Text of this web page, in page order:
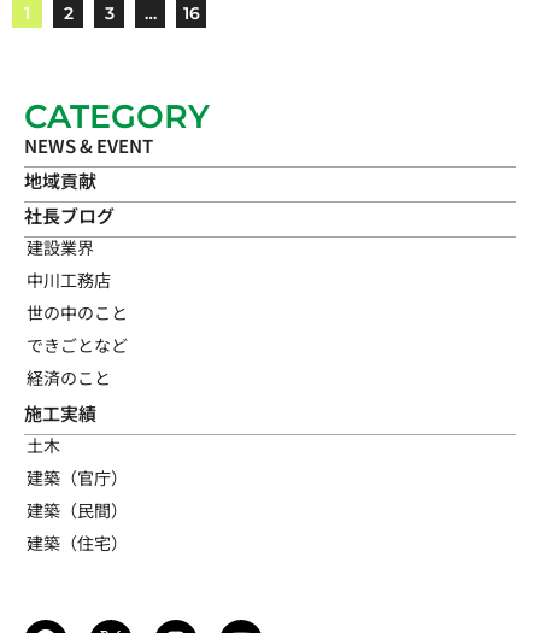
1 2 3 … 16
CATEGORY
NEWS & EVENT
地域貢献
社長ブログ
建設業界
中川工務店
世の中のこと
できごとなど
経済のこと
施工実績
土木
建築（官庁）
建築（民間）
建築（住宅）